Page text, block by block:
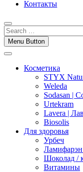
Контакты
Menu Button
Косметика
STYX
Weleda
Sodasan |
Urtekram
Lavera |
Biosolis
Для здоровья
Урбеч
Ламифарэн
Шоколад /
Витамины